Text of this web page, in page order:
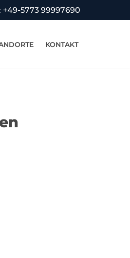
+49-5773 99997690
KONTAKT